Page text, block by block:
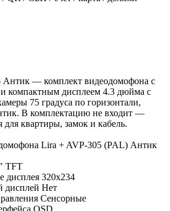
— комплект видеодомофона с
компактным дисплеем 4.3 дюйма с
75 градуса по горизонтали,
В комплектацию не входит —
для квартиры, замок и кабель.
Lira + AVP-305 (PAL) Антик
TFT
дисплея 320x234
дисплей Нет
Сенсорные